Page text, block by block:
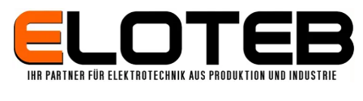
Zum Inhalt springen